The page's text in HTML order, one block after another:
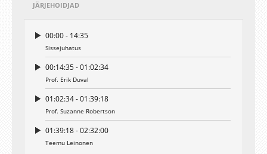
JÄRJEHOIDJAD
00:00 - 14:35
Sissejuhatus
00:14:35 - 01:02:34
Prof. Erik Duval
01:02:34 - 01:39:18
Prof. Suzanne Robertson
01:39:18 - 02:32:00
Teemu Leinonen